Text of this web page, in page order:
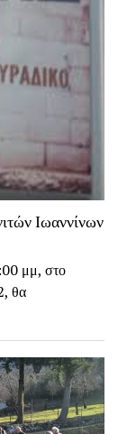
Ιωαννίνων
μμ, στο
θα